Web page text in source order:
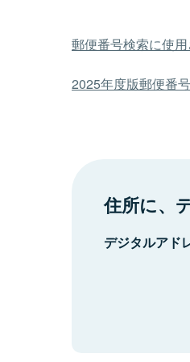
郵便番号検索に使
2025年度版郵便番
住所に、
デジタルアド